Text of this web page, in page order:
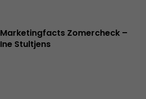
Marketingfacts Zomercheck –
Ine Stultjens